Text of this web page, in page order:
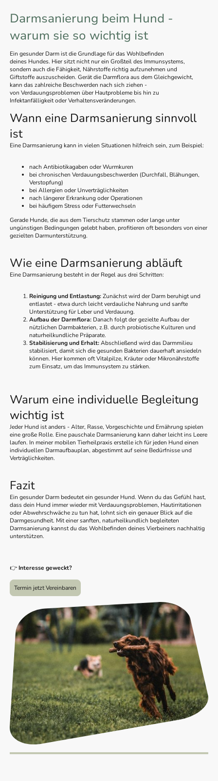
Darmsanierung beim Hund -
warum sie so wichtig ist
Ein gesunder Darm ist die Grundlage für das Wohlbefinden
deines Hundes. Hier sitzt nicht nur ein Großteil des Immunsystems,
sondern auch die Fähigkeit, Nährstoffe richtig aufzunehmen und
Giftstoffe auszuscheiden. Gerät die Darmflora aus dem Gleichgewicht,
kann das zahlreiche Beschwerden nach sich ziehen -
von Verdauungsproblemen über Hautprobleme bis hin zu
Infektanfälligkeit oder Verhaltensveränderungen.
Wann eine Darmsanierung sinnvoll
ist
Eine Darmsanierung kann in vielen Situationen hilfreich sein, zum Beispiel:
nach Antibiotikagaben oder Wurmkuren
bei chronischen Verdauungsbeschwerden (Durchfall, Blähungen,
Verstopfung)
bei Allergien oder Unverträglichkeiten
nach längerer Erkrankung oder Operationen
bei häufigem Stress oder Futterwechseln
Gerade Hunde, die aus dem Tierschutz stammen oder lange unter
ungünstigen Bedingungen gelebt haben, profitieren oft besonders von einer
gezielten Darmunterstützung.
Wie eine Darmsanierung abläuft
Eine Darmsanierung besteht in der Regel aus drei Schritten:
Reinigung und Entlastung:Zunächst wird der Darm beruhigt und
entlastet - etwa durch leicht verdauliche Nahrung und sanfte
Unterstützung für Leber und Verdauung.
Aufbau der Darmflora: Danach folgt der gezielte Aufbau der
nützlichen Darmbakterien, z.B. durch probiotische Kulturen und
naturheilkundliche Präparate.
Stabilisierung und Erhalt:Abschließend wird das Darmmilieu
stabilisiert, damit sich die gesunden Bakterien dauerhaft ansiedeln
können. Hier kommen oft Vitalpilze, Kräuter oder Mikronährstoffe
zum Einsatz, um das Immunsystem zu stärken.
Warum eine individuelle Begleitung
wichtig ist
Jeder Hund ist anders - Alter, Rasse, Vorgeschichte und Ernährung spielen
eine große Rolle. Eine pauschale Darmsanierung kann daher leicht ins Leere
laufen. In meiner mobilen Tierheilpraxis erstelle ich für jeden Hund einen
individuellen Darmaufbauplan, abgestimmt auf seine Bedürfnisse und
Verträglichkeiten.
Fazit
Ein gesunder Darm bedeutet ein gesunder Hund. Wenn du das Gefühl hast,
dass dein Hund immer wieder mit Verdauungsproblemen, Hautirritationen
oder Abwehrschwäche zu tun hat, lohnt sich ein genauer Blick auf die
Darmgesundheit. Mit einer sanften, naturheilkundlich begleiteten
Darmsanierung kannst du das Wohlbefinden deines Vierbeiners nachhaltig
unterstützen.
👉 Interesse geweckt?
Termin jetzt Vereinbaren